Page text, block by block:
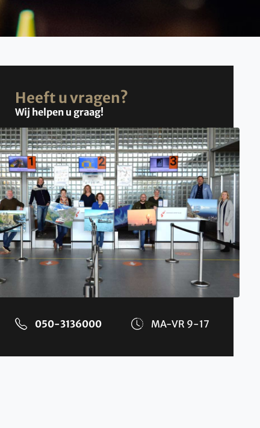
Heeft u vragen?
Wij helpen u graag!
050-3136000 MA-VR 9-17